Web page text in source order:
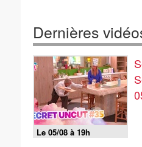
Dernières
Le 05/08 à 19h